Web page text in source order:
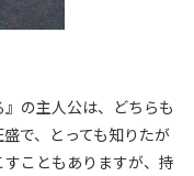
の主人公は、どちらも
で、とっても知りたが
こともありますが、持